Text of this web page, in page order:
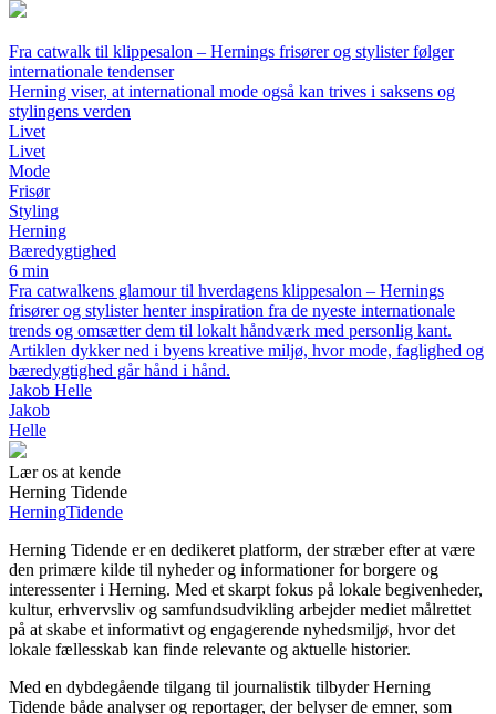
Fra catwalk til klippesalon – Hernings frisører og stylister følger
internationale tendenser
Herning viser, at international mode også kan trives i saksens og
stylingens verden
Livet
Livet
Mode
Frisør
Styling
Herning
Bæredygtighed
6 min
Fra catwalkens glamour til hverdagens klippesalon – Hernings
frisører og stylister henter inspiration fra de nyeste internationale
trends og omsætter dem til lokalt håndværk med personlig kant.
Artiklen dykker ned i byens kreative miljø, hvor mode, faglighed og
bæredygtighed går hånd i hånd.
Jakob Helle
Jakob
Helle
Lær os at kende
Herning Tidende
HerningTidende
Herning Tidende er en dedikeret platform, der stræber efter at være
den primære kilde til nyheder og informationer for borgere og
interessenter i Herning. Med et skarpt fokus på lokale begivenheder,
kultur, erhvervsliv og samfundsudvikling arbejder mediet målrettet
på at skabe et informativt og engagerende nyhedsmiljø, hvor det
lokale fællesskab kan finde relevante og aktuelle historier.
Med en dybdegående tilgang til journalistik tilbyder Herning
Tidende både analyser og reportager, der belyser de emner, som